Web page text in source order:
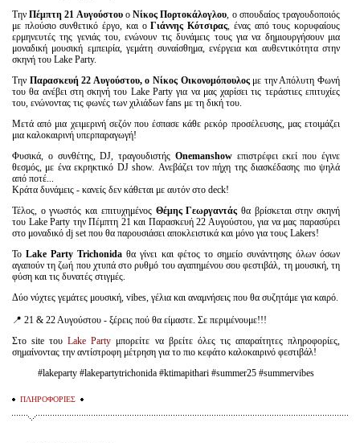
ΤηνΠέμπτη 21 ΑυγούστουοΝίκος Πορτοκάλογλου , o σπουδαίος τραγουδοποιός
με πλούσιο συνθετικό έργο, και οΓιάννης Κότσιρας , ένας από τους κορυφαίους
ερμηνευτές της γενιάς του, ενώνουν τις δυνάμεις τους για να δημιουργήσουν μια
μοναδική μουσική εμπειρία, γεμάτη συναίσθημα, ενέργεια και αυθεντικότητα στην
σκηνή του Lake Party.
Την Παρασκευή 22 Αυγούστου, ο Νίκος Οικονομόπουλοςμε την Απόλυτη Φωνή
του θα ανέβει στη σκηνή του Lake Party για να μας χαρίσει τις τεράστιες επιτυχίες
του, ενώνοντας τις φωνές των χιλιάδων fans με τη δική του.
Μετά από μια χειμερινή σεζόν που έσπασε κάθε ρεκόρ προσέλευσης, μας ετοιμάζει
μια καλοκαιρινή υπερπαραγωγή!
Φυσικά, ο συνθέτης, DJ, τραγουδιστής Onemanshowεπιστρέφει εκεί που έγινε
θεσμός, με ένα εκρηκτικό DJ show. Ανεβάζει τον πήχη της διασκέδασης πιο ψηλά
από ποτέ...
Κράτα δυνάμεις - κανείς δεν κάθεται με αυτόν στο deck!
Τέλος, ο γνωστός και επιτυχημένος Θέμης Γεωργαντάς θα βρίσκεται στην σκηνή
του Lake Party την Πέμπτη 21 και Παρασκευή 22 Αυγούστου, για να μας παρασύρει
στο μοναδικό dj set που θα παρουσιάσει αποκλειστικά και μόνο για τους Lakers!
ΤοLake Party Trichonida θα γίνει και φέτος το σημείο συνάντησης όλων όσων
αγαπούν τη ζωή που χτυπά στο ρυθμό του αγαπημένου σου φεστιβάλ, τη μουσική, τη
φύση και τις δυνατές στιγμές.
Δύο νύχτες γεμάτες μουσική, vibes, γέλια και αναμνήσεις που θα συζητάμε για καιρό.
📍 21 & 22 Αυγούστου - ξέρεις πού θα είμαστε. Σε περιμένουμε!!!
Στο site τουLake Party μπορείτε να βρείτε όλες τις απαραίτητες πληροφορίες,
σημαίνοντας την αντίστροφη μέτρηση για το πιο κεφάτο καλοκαιρινό φεστιβάλ!
#lakeparty #lakepartytrichonida #ktimapithari #summer25 #summervibes
ΠΛΗΡΟΦΟΡΙΕΣ